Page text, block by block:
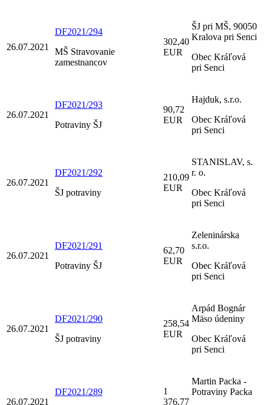
26.07.2021
DF2021/294
MŠ Stravovanie
zamestnancov
302,40
EUR
ŠJ pri MŠ, 90050
Kralova pri Senci
Obec Kráľová
pri Senci
26.07.2021
DF2021/293
Potraviny ŠJ
90,72
EUR
Hajduk, s.r.o.
Obec Kráľová
pri Senci
26.07.2021
DF2021/292
ŠJ potraviny
210,09
EUR
STANISLAV, s.
r. o.
Obec Kráľová
pri Senci
26.07.2021
DF2021/291
Potraviny ŠJ
62,70
EUR
Zeleninárska
s.r.o.
Obec Kráľová
pri Senci
26.07.2021
DF2021/290
ŠJ potraviny
258,54
EUR
Arpád Bognár
Mäso údeniny
Obec Kráľová
pri Senci
26.07.2021
DF2021/289
1
376,77
Martin Packa -
Potraviny Packa